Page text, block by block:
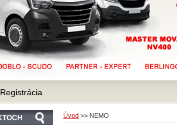
Úvod >> NEMO
Registrácia